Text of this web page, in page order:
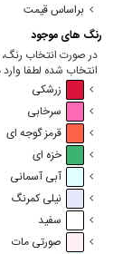
براساس قیمت
رنگ های موجود
در صورت انتخاب
انتخاب شده لطفا
زرشکی
سرخابی
قرمز گوجه ای
خزه ای
آبی آسمانی
نیلی کمرنگ
سفید
صورتی مات